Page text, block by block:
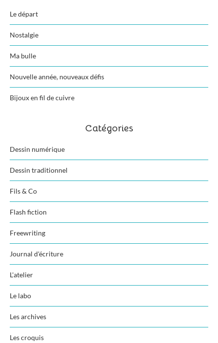
Le départ
Nostalgie
Ma bulle
Nouvelle année, nouveaux défis
Bijoux en fil de cuivre
Catégories
Dessin numérique
Dessin traditionnel
Fils & Co
Flash fiction
Freewriting
Journal d'écriture
L'atelier
Le labo
Les archives
Les croquis